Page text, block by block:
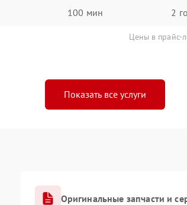
100 мин 2
Цены в прайс-
Показать все услуги
Оригинальные запчасти и